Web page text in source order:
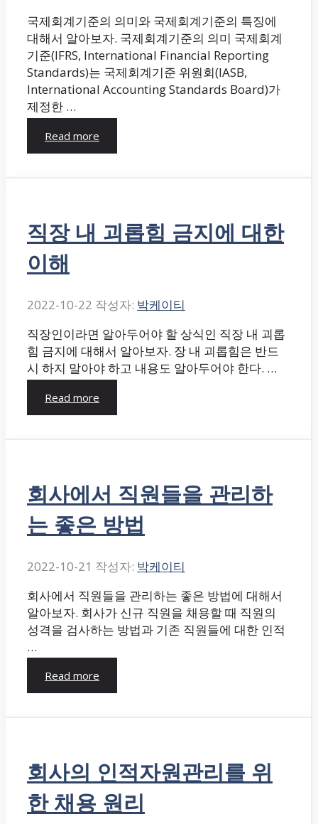
국제회계기준의 의미와 국제회계기준의 특징에
대해서 알아보자. 국제회계기준의 의미 국제회계
기준(IFRS, International Financial Reporting
Standards)는 국제회계기준 위원회(IASB,
International Accounting Standards Board)가
제정한 …
Read more
직장 내 괴롭힘 금지에 대한
이해
2022-10-22 작성자: 박케이티
직장인이라면 알아두어야 할 상식인 직장 내 괴롭
힘 금지에 대해서 알아보자. 장 내 괴롭힘은 반드
시 하지 말아야 하고 내용도 알아두어야 한다. …
Read more
회사에서 직원들을 관리하
는 좋은 방법
2022-10-21 작성자: 박케이티
회사에서 직원들을 관리하는 좋은 방법에 대해서
알아보자. 회사가 신규 직원을 채용할 때 직원의
성격을 검사하는 방법과 기존 직원들에 대한 인적
…
Read more
회사의 인적자원관리를 위
한 채용 원리